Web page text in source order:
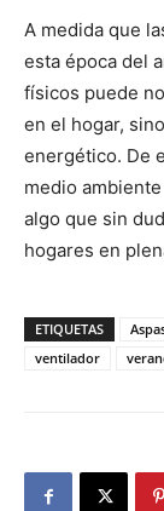
A medida que
esta época del
físicos puede
en el hogar,
energético. De
medio
algo que sin
hogares en
ETIQUETAS
ventilador